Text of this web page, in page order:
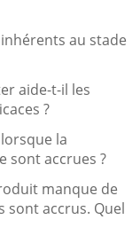
au stade
aide-t-il les
?
la
sont accrues ?
manque de
sont accrus. Quel